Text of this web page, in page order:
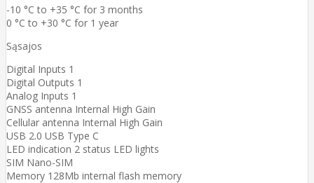
-10 °C to +35 °C for 3 months
0 °C to +30 °C for 1 year
Sąsajos
Digital Inputs 1
Digital Outputs 1
Analog Inputs 1
GNSS antenna Internal High Gain
Cellular antenna Internal High Gain
USB 2.0 USB Type C
LED indication 2 status LED lights
SIM Nano-SIM
Memory 128Mb internal flash memory